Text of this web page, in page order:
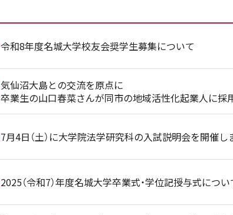
令和8年度名城大学校友会奨学生募集について
気仙沼大島との交流を原点に
卒業生の山口春菜さんが同市の地域活性化起業人に採
7月4日（土）に大学院法学研究科の入試説明会を開催し
2025（令和7）年度名城大学卒業式・学位記授与式につい